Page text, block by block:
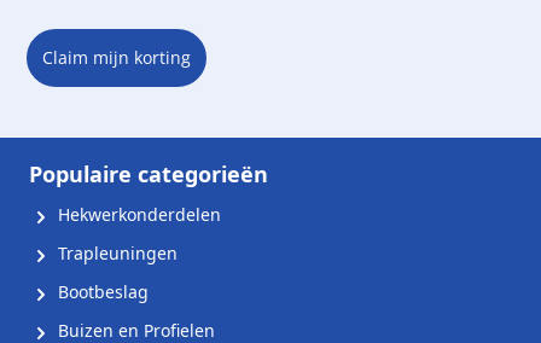
Claim mijn korting
Populaire categorieën
Hekwerkonderdelen
Trapleuningen
Bootbeslag
Buizen en Profielen